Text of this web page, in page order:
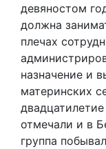
девяностом
должна
плечах
назначение и
материнских
отмечали и в
группа